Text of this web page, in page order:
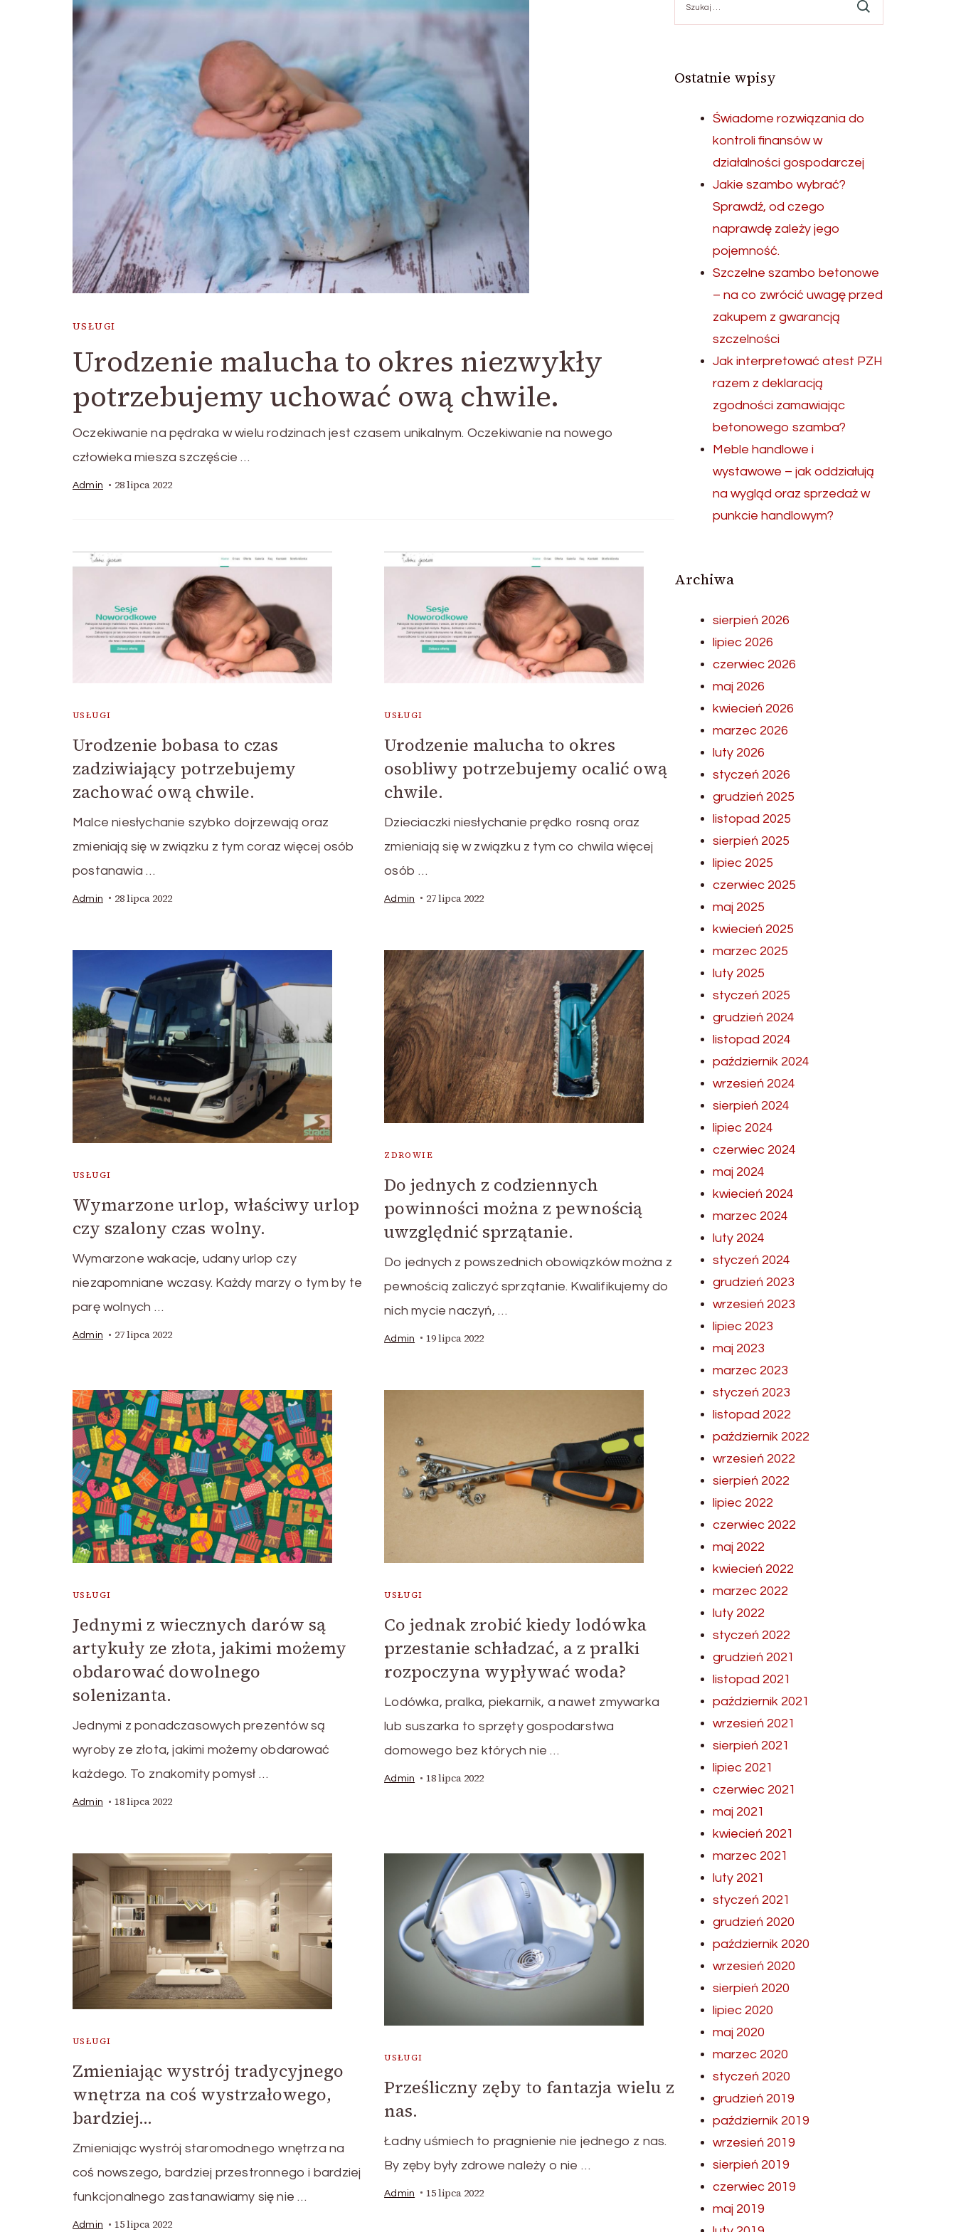
USŁUGI
Urodzenie malucha to okres niezwykły
potrzebujemy uchować ową chwile.
Oczekiwanie na pędraka w wielu rodzinach jest czasem unikalnym. Oczekiwanie na nowego
człowieka miesza szczęście …
Admin 28 lipca 2022
USŁUGI
Urodzenie bobasa to czas
zadziwiający potrzebujemy
zachować ową chwile.
Malce niesłychanie szybko dojrzewają oraz
zmieniają się w związku z tym coraz więcej osób
postanawia …
Admin 28 lipca 2022
USŁUGI
Urodzenie malucha to okres
osobliwy potrzebujemy ocalić ową
chwile.
Dzieciaczki niesłychanie prędko rosną oraz
zmieniają się w związku z tym co chwila więcej
osób …
Admin 27 lipca 2022
USŁUGI
Wymarzone urlop, właściwy urlop
czy szalony czas wolny.
Wymarzone wakacje, udany urlop czy
niezapomniane wczasy. Każdy marzy o tym by te
parę wolnych …
Admin 27 lipca 2022
ZDROWIE
Do jednych z codziennych
powinności można z pewnością
uwzględnić sprzątanie.
Do jednych z powszednich obowiązków można z
pewnością zaliczyć sprzątanie. Kwalifikujemy do
nich mycie naczyń, …
Admin 19 lipca 2022
USŁUGI
Jednymi z wiecznych darów są
artykuły ze złota, jakimi możemy
obdarować dowolnego
solenizanta.
Jednymi z ponadczasowych prezentów są
wyroby ze złota, jakimi możemy obdarować
każdego. To znakomity pomysł …
Admin 18 lipca 2022
USŁUGI
Co jednak zrobić kiedy lodówka
przestanie schładzać, a z pralki
rozpoczyna wypływać woda?
Lodówka, pralka, piekarnik, a nawet zmywarka
lub suszarka to sprzęty gospodarstwa
domowego bez których nie …
Admin 18 lipca 2022
USŁUGI
Zmieniając wystrój tradycyjnego
wnętrza na coś wystrzałowego,
bardziej…
Zmieniając wystrój staromodnego wnętrza na
coś nowszego, bardziej przestronnego i bardziej
funkcjonalnego zastanawiamy się nie …
Admin 15 lipca 2022
USŁUGI
Prześliczny zęby to fantazja wielu z
nas.
Ładny uśmiech to pragnienie nie jednego z nas.
By zęby były zdrowe należy o nie …
Admin 15 lipca 2022
Ostatnie wpisy
Świadome rozwiązania do
kontroli finansów w
działalności gospodarczej
Jakie szambo wybrać?
Sprawdź, od czego
naprawdę zależy jego
pojemność.
Szczelne szambo betonowe
– na co zwrócić uwagę przed
zakupem z gwarancją
szczelności
Jak interpretować atest PZH
razem z deklaracją
zgodności zamawiając
betonowego szamba?
Meble handlowe i
wystawowe – jak oddziałują
na wygląd oraz sprzedaż w
punkcie handlowym?
Archiwa
sierpień 2026
lipiec 2026
czerwiec 2026
maj 2026
kwiecień 2026
marzec 2026
luty 2026
styczeń 2026
grudzień 2025
listopad 2025
sierpień 2025
lipiec 2025
czerwiec 2025
maj 2025
kwiecień 2025
marzec 2025
luty 2025
styczeń 2025
grudzień 2024
listopad 2024
październik 2024
wrzesień 2024
sierpień 2024
lipiec 2024
czerwiec 2024
maj 2024
kwiecień 2024
marzec 2024
luty 2024
styczeń 2024
grudzień 2023
wrzesień 2023
lipiec 2023
maj 2023
marzec 2023
styczeń 2023
listopad 2022
październik 2022
wrzesień 2022
sierpień 2022
lipiec 2022
czerwiec 2022
maj 2022
kwiecień 2022
marzec 2022
luty 2022
styczeń 2022
grudzień 2021
listopad 2021
październik 2021
wrzesień 2021
sierpień 2021
lipiec 2021
czerwiec 2021
maj 2021
kwiecień 2021
marzec 2021
luty 2021
styczeń 2021
grudzień 2020
październik 2020
wrzesień 2020
sierpień 2020
lipiec 2020
maj 2020
marzec 2020
styczeń 2020
grudzień 2019
październik 2019
wrzesień 2019
sierpień 2019
czerwiec 2019
maj 2019